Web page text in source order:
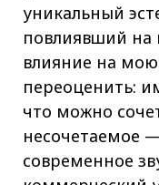
уникальный
повлиявший на
влияние на
переоценить:
что можно
несочетаемое
современное